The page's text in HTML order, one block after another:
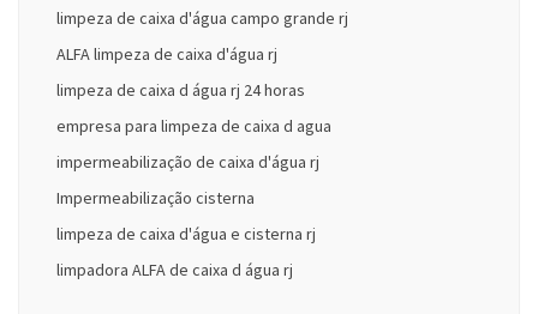
limpeza de caixa d'água campo grande rj
ALFA limpeza de caixa d'água rj
limpeza de caixa d água rj 24 horas
empresa para limpeza de caixa d agua
impermeabilização de caixa d'água rj
Impermeabilização cisterna
limpeza de caixa d'água e cisterna rj
limpadora ALFA de caixa d água rj